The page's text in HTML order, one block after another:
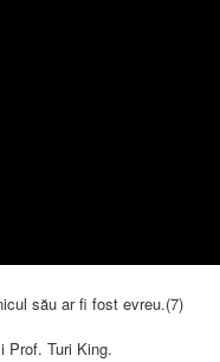
său ar fi fost evreu.(7)
Prof. Turi King.